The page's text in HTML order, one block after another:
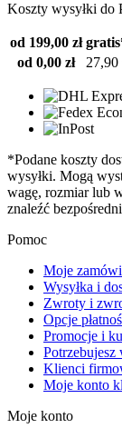
Koszty wysyłki do
od 199,00 zł
od 0,00 zł
27,90
*Podane koszty
wysyłki. Mogą
wagę, rozmiar lub
znaleźć
Pomoc
Moje
Wysyłka i
Zwroty i
Opcje
Promocje i
Potrzebujesz
Klienci
Moje konto
Moje konto